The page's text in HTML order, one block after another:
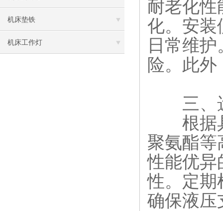
机床垫铁
机床工作灯
耐老化性
化。安装
日常维
险。此
三、
根据具
聚氨酯等
性能优异
性。定期
确保液压